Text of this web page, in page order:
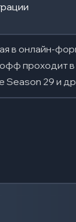
в онлайн-
проходит
29 и